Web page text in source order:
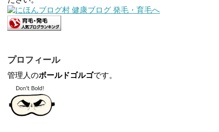
プロフィール
管理人のボールドゴルゴです。